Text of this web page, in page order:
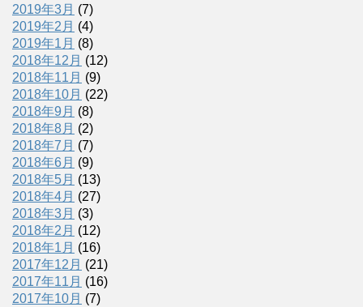
2019年3月 (7)
2019年2月 (4)
2019年1月 (8)
2018年12月 (12)
2018年11月 (9)
2018年10月 (22)
2018年9月 (8)
2018年8月 (2)
2018年7月 (7)
2018年6月 (9)
2018年5月 (13)
2018年4月 (27)
2018年3月 (3)
2018年2月 (12)
2018年1月 (16)
2017年12月 (21)
2017年11月 (16)
2017年10月 (7)